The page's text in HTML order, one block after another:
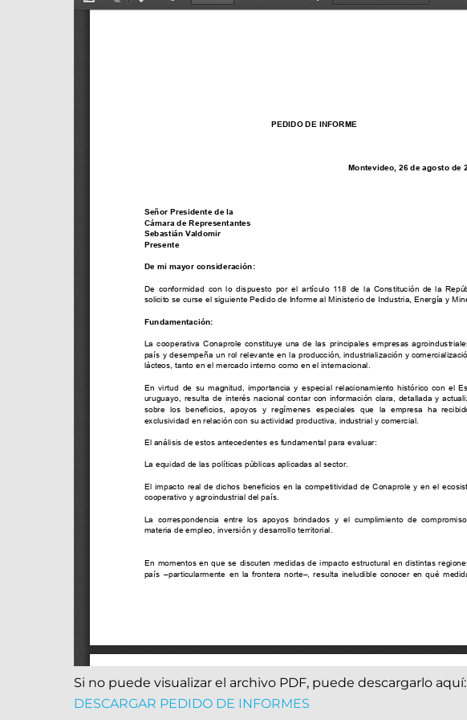
Si no puede visualizar el archivo PDF, puede descargarlo aquí:
DESCARGAR PEDIDO DE INFORMES